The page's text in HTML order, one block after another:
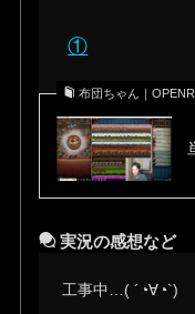
①
布団ちゃん｜
実況の感想など
工事中…( ´◔∀◔`)ゞ